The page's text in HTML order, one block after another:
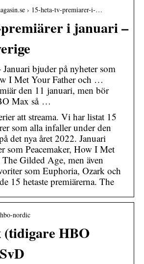
› 15-heta-tv-premiarer-i-…
premiärer i januari –
bjuder på nyheter som
I Met Your Father och …
den 11 januari, men bör
Max så …
att streama. Vi har listat 15
som alla infaller under den
det nya året 2022. Januari
som Peacemaker, How I Met
Gilded Age, men även
som Euphoria, Ozark och
15 hetaste premiärerna. The
nordic
HBO